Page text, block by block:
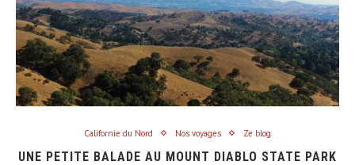
Californie du Nord Nos voyages Ze blog
UNE PETITE BALADE AU MOUNT DIABLO STATE PARK